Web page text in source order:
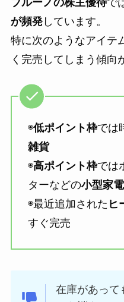
ブルーノの株主優待で
が頻発しています。
特に次のようなアイテ
く完売してしまう傾向
◉低ポイント枠では
雑貨
◉高ポイント枠では
ターなどの小型家電
◉最近追加された ヒ
すぐ完売
在庫があって